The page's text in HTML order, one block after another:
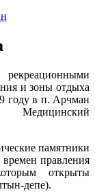
и зоны отдыха
году в п. Арчман
памятники
времен правления
открыты
депе).